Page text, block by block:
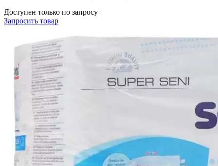
Доступен только по запросу
Запросить товар